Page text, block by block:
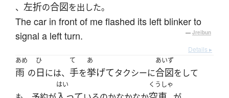
、 左折の合図を出した。
The car in front of me flashed its left blinker to
signal a left turn.
— Jreibun
Details ▸
あめ
雨 の
ひ
日 には、
て
手を
あ
挙げてタクシーに
あいず
合図をして
はい くうしゃ